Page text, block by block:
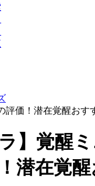
評価！潜在覚醒おす
】覚醒
潜在覚